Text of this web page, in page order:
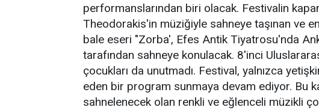
performanslarından biri olacak. Festivalin
Theodorakis'in müziğiyle sahneye taşınan ve
bale eseri "Zorba', Efes Antik Tiyatrosu'nda
tarafından sahneye konulacak. 8'inci
çocukları da unutmadı. Festival, yalnızca
eden bir program sunmaya devam ediyor. Bu
sahnelenecek olan renkli ve eğlenceli müzikli